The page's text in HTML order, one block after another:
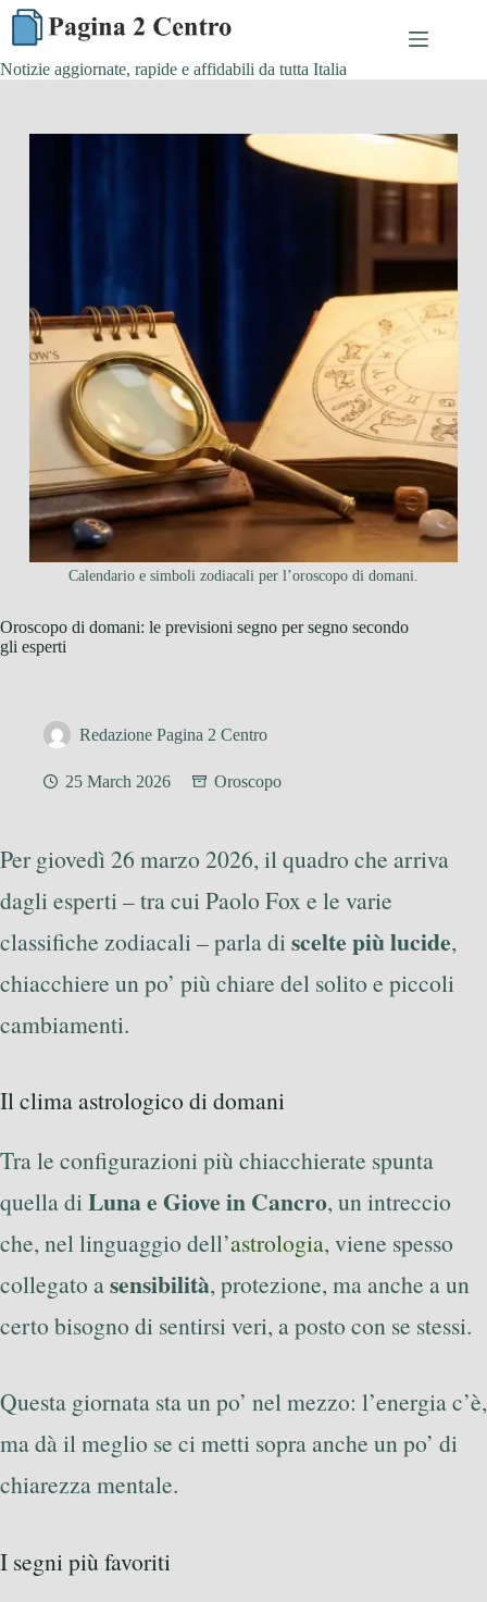
Skip
content
Notizie aggiornate, rapide e affidabili da tutta Italia
Calendario e simboli zodiacali per l’oroscopo di domani.
Oroscopo di domani: le previsioni segno per segno secondo
gli esperti
Redazione Pagina 2 Centro
25 March 2026 Oroscopo
Per giovedì 26 marzo 2026, il quadro che arriva
dagli esperti – tra cui Paolo Fox e le varie
classifiche zodiacali – parla discelte più lucide,
chiacchiere un po’ più chiare del solito e piccoli
cambiamenti.
Il clima astrologico di domani
Tra le configurazioni più chiacchierate spunta
quella diLuna e Giove in Cancro, un intreccio
che, nel linguaggio dell’astrologia, viene spesso
collegato asensibilità, protezione, ma anche a un
certo bisogno di sentirsi veri, a posto con se stessi.
Questa giornata sta un po’ nel mezzo: l’energia c’è,
ma dà il meglio se ci metti sopra anche un po’ di
chiarezza mentale.
I segni più favoriti